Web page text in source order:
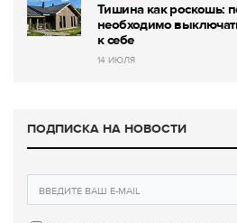
Тишина как роскошь:
необходимо
к себе
14 ИЮЛЯ
ПОДПИСКА НА НОВОСТИ